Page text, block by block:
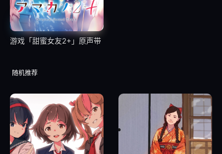
游戏「甜蜜女友2+」原声带
随机推荐